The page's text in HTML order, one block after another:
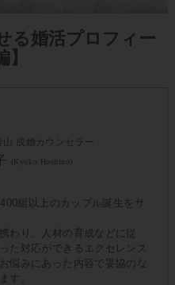
る婚活プロフィー
山 成婚カウンセラー
(Kyoko Hoshino)
組以上のカップル誕生をサ
わり、人材の育成などに従
た対応ができるエクセレンス
悩みにあった内容で妥協のな
す。